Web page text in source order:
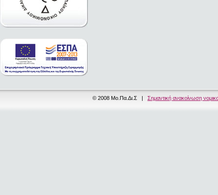
© 2008 Μο.Πα.Δι.Σ | Σημαντική ανακοίνωση